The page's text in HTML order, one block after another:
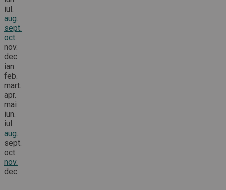
iul.
aug.
sept.
oct.
nov.
dec.
ian.
feb.
mart.
apr.
mai
iun.
iul.
aug.
sept.
oct.
nov.
dec.